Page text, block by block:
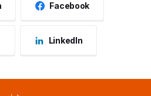
Facebook
LinkedIn